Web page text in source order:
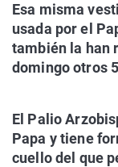
Esa misma
usada por el
también la han
domingo otros
El Palio
Papa y tiene
cuello del que